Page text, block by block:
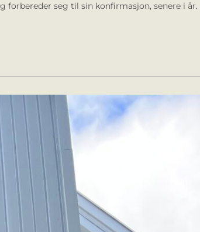
seg til sin konfirmasjon, senere i år.